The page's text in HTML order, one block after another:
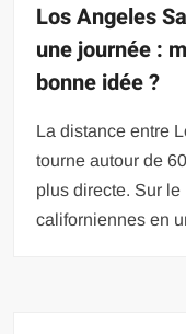
Los Angeles
une journée :
bonne idée ?
La distance entre
tourne autour de
plus directe. Sur
californiennes en